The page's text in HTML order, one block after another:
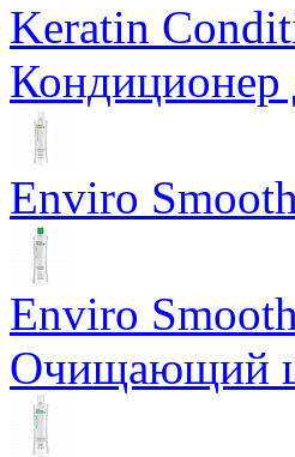
Keratin
Кондиционер
Enviro
Enviro
Очищающий